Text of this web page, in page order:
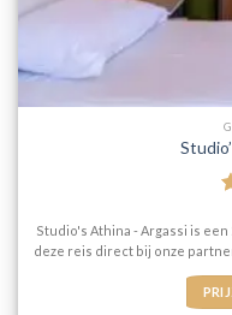
2
5
Studio's Athina - Argassi is
deze reis direct bij onze